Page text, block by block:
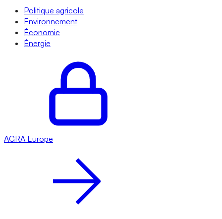
Politique agricole
Environnement
Économie
Énergie
AGRA Europe